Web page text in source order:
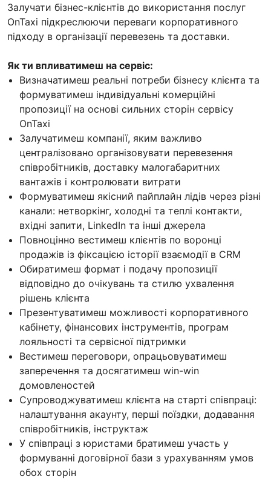
Залучати бізнес-клієнтів до використання послуг
OnTaxi підкреслюючи переваги корпоративного
підходу в організації перевезень та доставки.
Як ти впливатимеш на сервіс:
Визначатимеш реальні потреби бізнесу клієнта та
формуватимеш індивідуальні комерційні
пропозиції на основі сильних сторін сервісу
OnTaxi
Залучатимеш компанії, яким важливо
централізовано організовувати перевезення
співробітників, доставку малогабаритних
вантажів і контролювати витрати
Формуватимеш якісний пайплайн лідів через різні
канали: нетворкінг, холодні та теплі контакти,
вхідні запити, LinkedIn та інші джерела
Повноцінно вестимеш клієнтів по воронці
продажів із фіксацією історії взаємодії в CRM
Обиратимеш формат і подачу пропозиції
відповідно до очікувань та стилю ухвалення
рішень клієнта
Презентуватимеш можливості корпоративного
кабінету, фінансових інструментів, програм
лояльності та сервісної підтримки
Вестимеш переговори, опрацьовуватимеш
заперечення та досягатимеш win-win
домовленостей
Супроводжуватимеш клієнта на старті співпраці:
налаштування акаунту, перші поїздки, додавання
співробітників, інструктаж
У співпраці з юристами братимеш участь у
формуванні договірної бази з урахуванням умов
обох сторін